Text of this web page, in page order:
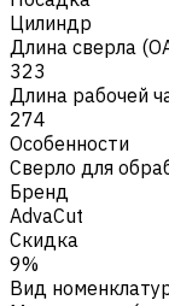
Цилиндр
Длина сверла
323
Длина рабочей
274
Особенности
Сверло для
Бренд
AdvaCut
Скидка
9%
Вид